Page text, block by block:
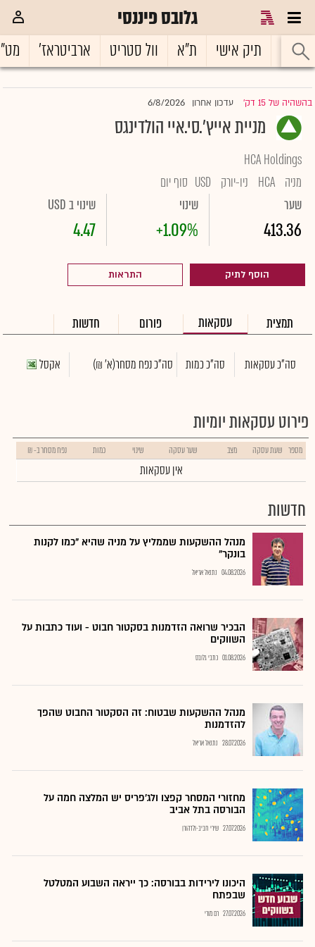
גלובס פיננסי
ראשי תיק אישי ת"א וול סטריט ארביטראז'
בהשהיה של 15 דק' |עדכון אחרון 6/8/2026
מניית אייץ'.סי.איי הולדינגס
HCA Holdings
מניה HCA ניו-יורק USD סוף יום
שער
413.36
שינוי
+1.09%
שינוי ב USD
4.47
הוסף לתיק התראות
תמצית עסקאות פורום חדשות
סה"כ עסקאות סה"כ כמות סה"כ נפח מסחר(א' ₪) אקסל
פירוט עסקאות יומיות
מספר שעת עסקה מצב שער עסקה שינוי כמות נפח מסחר ב- ₪
אין עסקאות
חדשות
מנהל ההשקעות שממליץ על מניה שהיא "כמו לקנות
בונקר"
04.08.2026 נתנאל אריאל
הבכיר שרואה הזדמנות בסקטור חבוט - ועוד כתבות על
השווקים
01.08.2026 כתבי גלובס
מנהל ההשקעות שבטוח: זה הסקטור החבוט שהפך
להזדמנות
28.07.2026 נתנאל אריאל
מחזורי המסחר קפצו ולג'פריס יש המלצה חמה על
הבורסה בתל אביב
27.07.2026 שירי חביב-ולדהורן
היכונו לירידות בבורסה: כך ייראה השבוע המטלטל
שבפתח
27.07.2026 רם מורי